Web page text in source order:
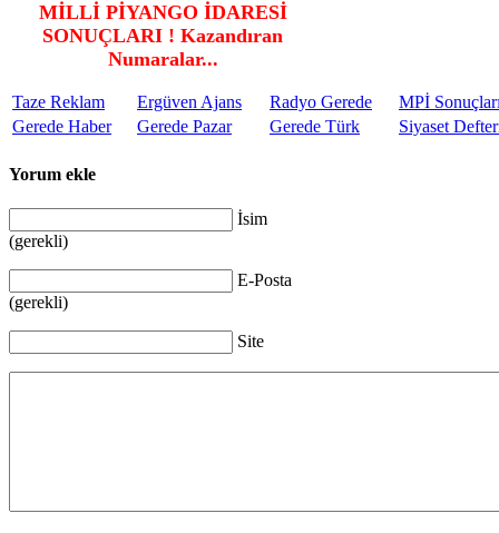
MİLLİ PİYANGO İDARESİ
SONUÇLARI ! Kazandıran
Numaralar...
Taze Reklam Ergüven Ajans Radyo Gerede
MPİ
Gerede Haber
Gerede Pazar Gerede Türk Siyaset
Yorum ekle
İsim
(gerekli)
E-Posta
(gerekli)
Site